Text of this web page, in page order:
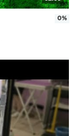
0%